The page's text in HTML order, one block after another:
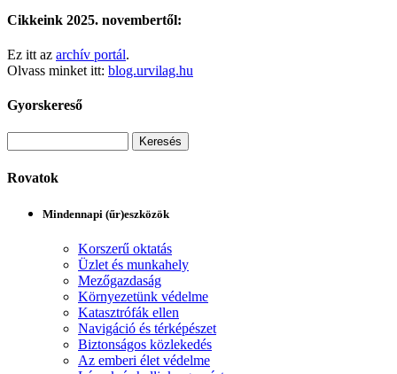
Cikkeink 2025. novembertől:
Ez itt az archív portál.
Olvass minket itt: blog.urvilag.hu
Gyorskereső
Rovatok
Mindennapi (űr)eszközök
Korszerű oktatás
Üzlet és munkahely
Mezőgazdaság
Környezetünk védelme
Katasztrófák ellen
Navigáció és térképészet
Biztonságos közlekedés
Az emberi élet védelme